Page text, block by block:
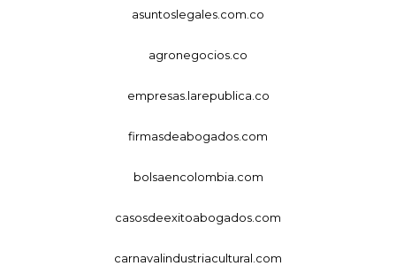
asuntoslegales.com.co
agronegocios.co
empresas.larepublica.co
firmasdeabogados.com
bolsaencolombia.com
casosdeexitoabogados.com
carnavalindustriacultural.com